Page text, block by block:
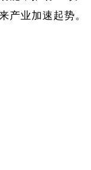
产业加速起势。